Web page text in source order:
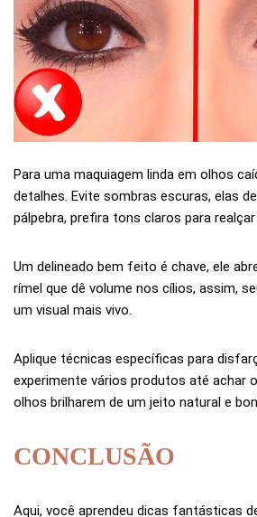
Para uma maquiagem linda em olhos
detalhes. Evite sombras escuras, elas
pálpebra, prefira tons claros para realçar
Um delineado bem feito é chave, ele
rímel que dê volume nos cílios, assim,
um visual mais vivo.
Aplique técnicas específicas para
experimente vários produtos até achar
olhos brilharem de um jeito natural e
CONCLUSÃO
Aqui, você aprendeu dicas fantásticas